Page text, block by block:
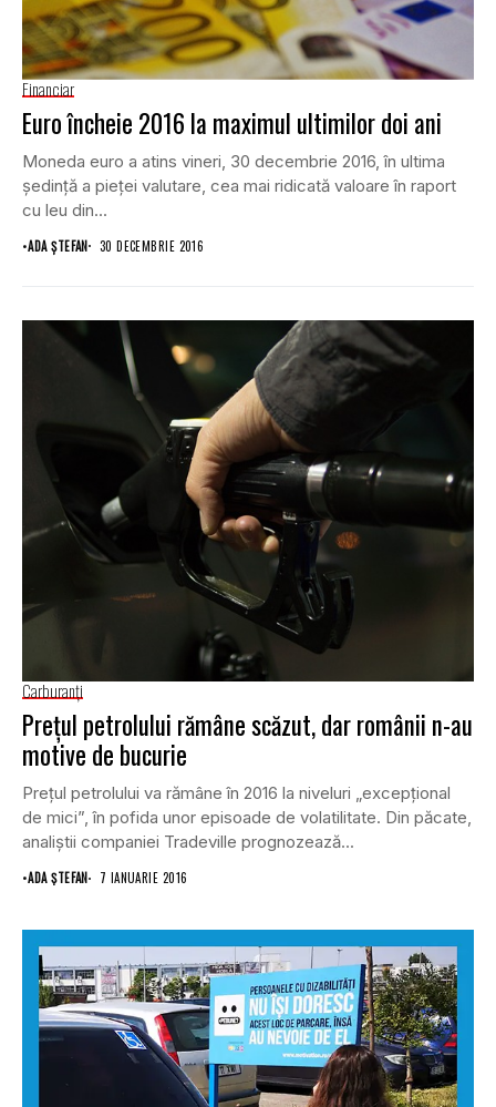
Financiar
Euro încheie 2016 la maximul ultimilor doi ani
Moneda euro a atins vineri, 30 decembrie 2016, în ultima
şedinţă a pieţei valutare, cea mai ridicată valoare în raport
cu leu din...
•ADA ȘTEFAN 30 DECEMBRIE 2016
Carburanţi
Preţul petrolului rămâne scăzut, dar românii n-au
motive de bucurie
Preţul petrolului va rămâne în 2016 la niveluri „excepţional
de mici”, în pofida unor episoade de volatilitate. Din păcate,
analiştii companiei Tradeville prognozează...
•ADA ȘTEFAN 7 IANUARIE 2016